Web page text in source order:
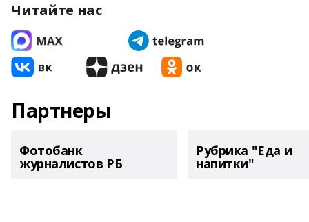
Читайте нас
Партнеры
Фотобанк
журналистов РБ
Рубрика "Еда и
напитки"